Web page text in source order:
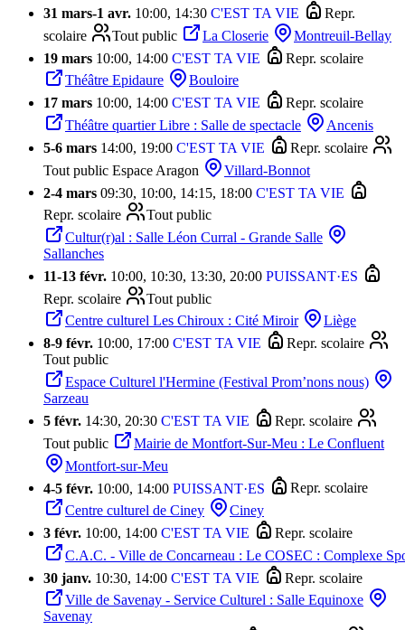
31 mars-1 avr. 10:00, 14:30 C'EST TA VIE
Repr.
scolaire
Tout public La Closerie
Montreuil-Bellay
19 mars 10:00, 14:00 C'EST TA VIE
Repr. scolaire
Théâtre Epidaure
Bouloire
17 mars 10:00, 14:00 C'EST TA VIE
Repr. scolaire
Théâtre quartier Libre : Salle de spectacle
Ancenis
5-6 mars 14:00, 19:00 C'EST TA VIE
Repr. scolaire
Tout public Espace Aragon
Villard-Bonnot
2-4 mars 09:30, 10:00, 14:15, 18:00 C'EST TA VIE
Repr. scolaire
Tout public
Cultur(r)al : Salle Léon Curral - Grande Salle
Sallanches
11-13 févr. 10:00, 10:30, 13:30, 20:00 PUISSANT·ES
Repr. scolaire
Tout public
Centre culturel Les Chiroux : Cité Miroir
Liège
8-9 févr. 10:00, 17:00 C'EST TA VIE
Repr. scolaire
Tout public
Espace Culturel l'Hermine (Festival Prom’nons nous)
Sarzeau
5 févr. 14:30, 20:30 C'EST TA VIE
Repr. scolaire
Tout public
Mairie de Montfort-Sur-Meu : Le Confluent
Montfort-sur-Meu
4-5 févr. 10:00, 14:00 PUISSANT·ES
Repr. scolaire
Centre culturel de Ciney
Ciney
3 févr. 10:00, 14:00 C'EST TA VIE
Repr. scolaire
C.A.C. - Ville de Concarneau : Le COSEC : Complexe
30 janv. 10:30, 14:00 C'EST TA VIE
Repr. scolaire
Ville de Savenay - Service Culturel : Salle Equinoxe
Savenay